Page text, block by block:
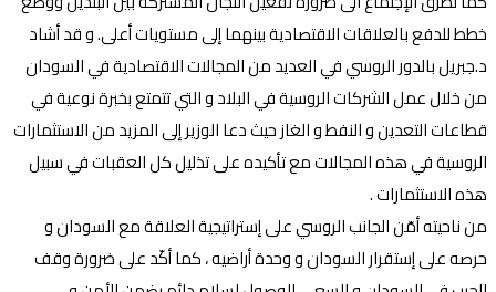
خطط للدفع بالعلاقات الاقتصادية بينهما إلى مستويات أعلى. و قد أشاد
د.جبريل بالدور الروسي في العديد من المجالات الاقتصادية في السودان
من خلال عمل الشركات الروسية في البلاد و التي تتمتع بخبرة نوعية في
قطاعات التعدين و النفط و الغاز حيث دعا الوزير إلى المزيد من الاستثمارات
الروسية في هذه المجالات مع تأكيده على تذليل كل العقبات في سبيل
هذه الاستثمارات .
من ناحيته أمّن الجانب الروسي على إستراتيجية العلاقة مع السودان و
حرصه على إستقرار السودان و وحدة أراضيه ، كما أكّد على ضرورة وقف